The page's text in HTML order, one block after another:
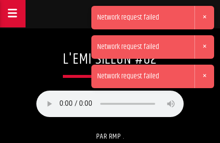
L'EMI SILLON #02
PAR RMP .
Network request failed ×
Network request failed ×
Network request failed ×